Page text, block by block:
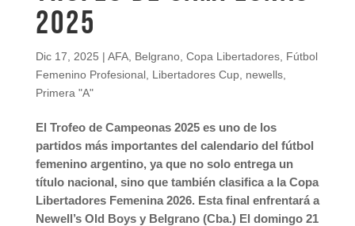
2025
Dic 17, 2025 | AFA, Belgrano, Copa Libertadores, Fútbol
Femenino Profesional, Libertadores Cup, newells,
Primera "A"
El Trofeo de Campeonas 2025 es uno de los
partidos más importantes del calendario del fútbol
femenino argentino, ya que no solo entrega un
título nacional, sino que también clasifica a la Copa
Libertadores Femenina 2026. Esta final enfrentará a
Newell’s Old Boys y Belgrano (Cba.) El domingo 21